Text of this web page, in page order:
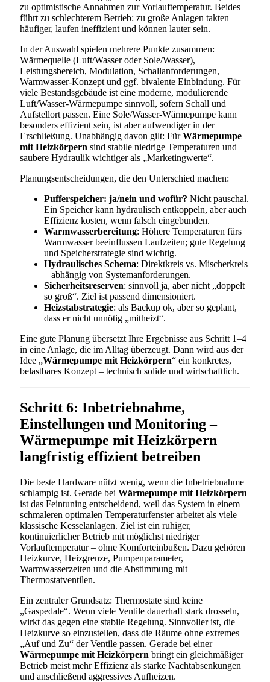
zu optimistische Annahmen zur Vorlauftemperatur. Beides
führt zu schlechterem Betrieb: zu große Anlagen takten
häufiger, laufen ineffizient und können lauter sein.
In der Auswahl spielen mehrere Punkte zusammen:
Wärmequelle (Luft/Wasser oder Sole/Wasser),
Leistungsbereich, Modulation, Schallanforderungen,
Warmwasser-Konzept und ggf. bivalente Einbindung. Für
viele Bestandsgebäude ist eine moderne, modulierende
Luft/Wasser-Wärmepumpe sinnvoll, sofern Schall und
Aufstellort passen. Eine Sole/Wasser-Wärmepumpe kann
besonders effizient sein, ist aber aufwendiger in der
Erschließung. Unabhängig davon gilt: FürWärmepumpe
mit Heizkörpern sind stabile niedrige Temperaturen und
saubere Hydraulik wichtiger als „Marketingwerte“.
Planungsentscheidungen, die den Unterschied machen:
Pufferspeicher: ja/nein und wofür? Nicht pauschal.
Ein Speicher kann hydraulisch entkoppeln, aber auch
Effizienz kosten, wenn falsch eingebunden.
Warmwasserbereitung: Höhere Temperaturen fürs
Warmwasser beeinflussen Laufzeiten; gute Regelung
und Speicherstrategie sind wichtig.
Hydraulisches Schema: Direktkreis vs. Mischerkreis
– abhängig von Systemanforderungen.
Sicherheitsreserven: sinnvoll ja, aber nicht „doppelt
so groß“. Ziel ist passend dimensioniert.
Heizstabstrategie: als Backup ok, aber so geplant,
dass er nicht unnötig „mitheizt“.
Eine gute Planung übersetzt Ihre Ergebnisse aus Schritt 1–4
in eine Anlage, die im Alltag überzeugt. Dann wird aus der
Idee „Wärmepumpe mit Heizkörpern“ ein konkretes,
belastbares Konzept – technisch solide und wirtschaftlich.
Schritt 6: Inbetriebnahme,
Einstellungen und Monitoring –
Wärmepumpe mit Heizkörpern
langfristig effizient betreiben
Die beste Hardware nützt wenig, wenn die Inbetriebnahme
schlampig ist. Gerade bei Wärmepumpe mit Heizkörpern
ist das Feintuning entscheidend, weil das System in einem
schmaleren optimalen Temperaturfenster arbeitet als viele
klassische Kesselanlagen. Ziel ist ein ruhiger,
kontinuierlicher Betrieb mit möglichst niedriger
Vorlauftemperatur – ohne Komforteinbußen. Dazu gehören
Heizkurve, Heizgrenze, Pumpenparameter,
Warmwasserzeiten und die Abstimmung mit
Thermostatventilen.
Ein zentraler Grundsatz: Thermostate sind keine
„Gaspedale“. Wenn viele Ventile dauerhaft stark drosseln,
wirkt das gegen eine stabile Regelung. Sinnvoller ist, die
Heizkurve so einzustellen, dass die Räume ohne extremes
„Auf und Zu“ der Ventile passen. Gerade bei einer
Wärmepumpe mit Heizkörpern bringt ein gleichmäßiger
Betrieb meist mehr Effizienz als starke Nachtabsenkungen
und anschließend aggressives Aufheizen.